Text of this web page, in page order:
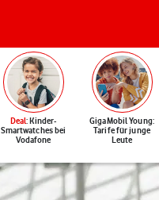
Deal: Kinder-
Smartwatches bei
Vodafone
GigaMobil Young:
Tarife für junge
Leute